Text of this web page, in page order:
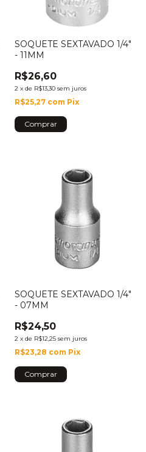
SOQUETE SEXTAVADO 1/4"
- 11MM
R$26,60
2 x de R$13,30 sem juros
R$25,27 com Pix
SOQUETE SEXTAVADO 1/4"
- 07MM
R$24,50
2 x de R$12,25 sem juros
R$23,28 com Pix